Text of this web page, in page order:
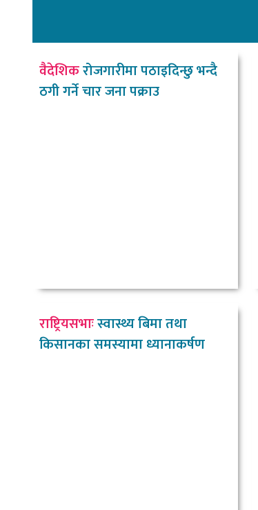
वैदेशिकरोजगारीमा पठाइदिन्छु भन्दै
ठगी गर्ने चार जना पक्राउ
राष्ट्रियसभाःस्वास्थ्य बिमा तथा
किसानका समस्यामा ध्यानाकर्षण